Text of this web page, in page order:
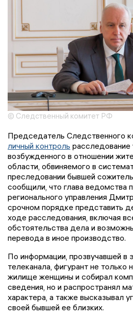
© Следственный комитет РФ
Председатель Следственного
личный контроль расследование
возбужденного в отношении
области, обвиняемого в
преследовании бывшей
сообщили, что глава ведомства
регионального управления
срочном порядке представить
ходе расследования, включая
обстоятельства дела и
перевода в иное производство.
По информации, прозвучавшей в
телеканала, фигурант не только
жилище женщины и собирал
сведения, но и распространял
характера, а также высказывал
своей бывшей ее близких.